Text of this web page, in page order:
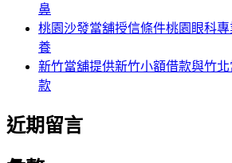
鼻
桃園沙發當舖授信條件桃園眼科
養
新竹當舖提供新竹小額借款與竹
款
近期留言